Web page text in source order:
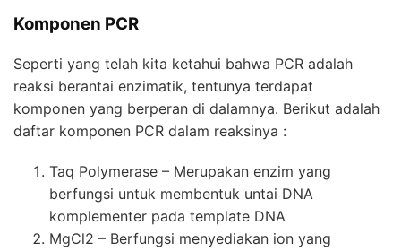
Komponen PCR
Seperti yang telah kita ketahui bahwa PCR adalah
reaksi berantai enzimatik, tentunya terdapat
komponen yang berperan di dalamnya. Berikut adalah
daftar komponen PCR dalam reaksinya :
Taq Polymerase – Merupakan enzim yang
berfungsi untuk membentuk untai DNA
komplementer pada template DNA
MgCl2 – Berfungsi menyediakan ion yang